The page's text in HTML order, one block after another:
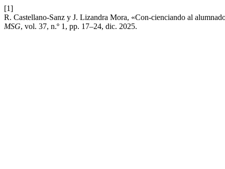
[1]
R. Castellano-Sanz y J. Lizandra Mora, «Con-cienciando al
MSG, vol. 37, n.º 1, pp. 17–24, dic. 2025.